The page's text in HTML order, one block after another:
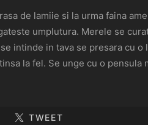
de lamiie si la urma faina
umplutura. Merele se
intinde in tava se presara cu o
la fel. Se unge cu o pensula
TWEET